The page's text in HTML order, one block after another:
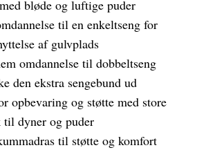
bløde og luftige puder
til en enkeltseng for
af gulvplads
omdannelse til dobbeltseng
den ekstra sengebund ud
opbevaring og støtte med store
dyner og puder
til støtte og komfort